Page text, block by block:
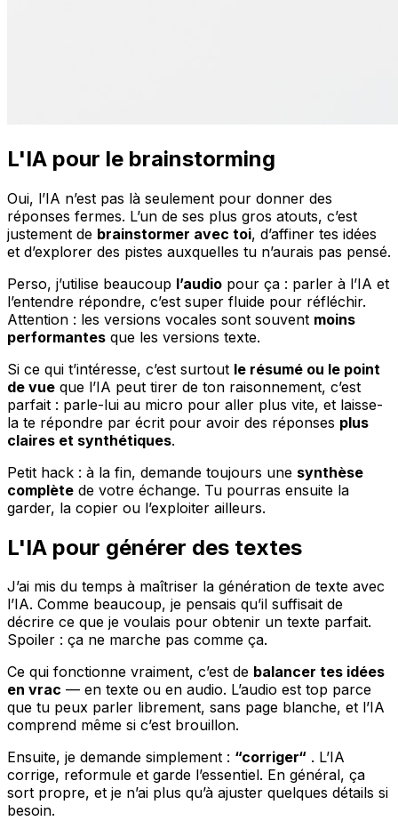
L'IA pour le brainstorming
Oui, l’IA n’est pas là seulement pour donner des
réponses fermes. L’un de ses plus gros atouts, c’est
justement de brainstormer avec toi, d’affiner tes idées
et d’explorer des pistes auxquelles tu n’aurais pas pensé.
Perso, j’utilise beaucoup l’audio pour ça : parler à l’IA et
l’entendre répondre, c’est super fluide pour réfléchir.
Attention : les versions vocales sont souvent moins
performantes que les versions texte.
Si ce qui t’intéresse, c’est surtout le résumé ou le point
de vue que l’IA peut tirer de ton raisonnement, c’est
parfait : parle-lui au micro pour aller plus vite, et laisse-
la te répondre par écrit pour avoir des réponses plus
claires et synthétiques.
Petit hack : à la fin, demande toujours une synthèse
complète de votre échange. Tu pourras ensuite la
garder, la copier ou l’exploiter ailleurs.
L'IA pour générer des textes
J’ai mis du temps à maîtriser la génération de texte avec
l’IA. Comme beaucoup, je pensais qu’il suffisait de
décrire ce que je voulais pour obtenir un texte parfait.
Spoiler : ça ne marche pas comme ça.
Ce qui fonctionne vraiment, c’est de balancer tes idées
en vrac — en texte ou en audio. L’audio est top parce
que tu peux parler librement, sans page blanche, et l’IA
comprend même si c’est brouillon.
Ensuite, je demande simplement : “corriger“ . L’IA
corrige, reformule et garde l’essentiel. En général, ça
sort propre, et je n’ai plus qu’à ajuster quelques détails si
besoin.